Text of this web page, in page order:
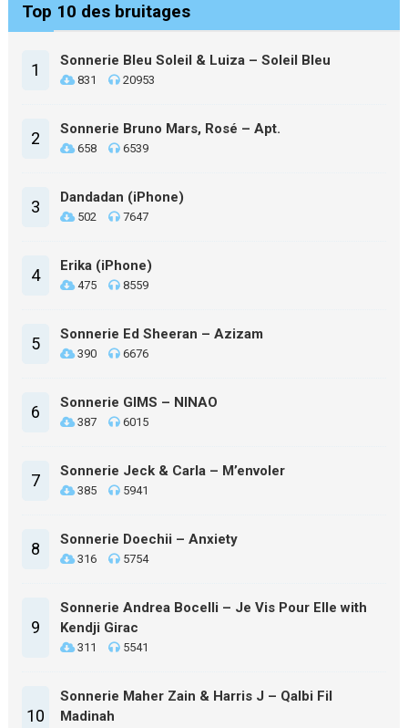
Top 10 des bruitages
1 Sonnerie Bleu Soleil & Luiza – Soleil Bleu
831 20953
2 Sonnerie Bruno Mars, Rosé – Apt.
658 6539
3 Dandadan (iPhone)
502 7647
4 Erika (iPhone)
475 8559
5 Sonnerie Ed Sheeran – Azizam
390 6676
6 Sonnerie GIMS – NINAO
387 6015
7 Sonnerie Jeck & Carla – M’envoler
385 5941
8 Sonnerie Doechii – Anxiety
316 5754
9
Sonnerie Andrea Bocelli – Je Vis Pour Elle with
Kendji Girac
311 5541
10
Sonnerie Maher Zain & Harris J – Qalbi Fil
Madinah